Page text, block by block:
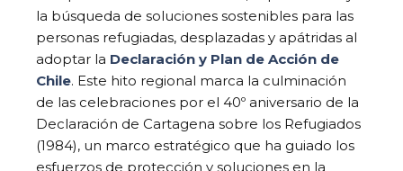
la búsqueda de soluciones sostenibles para las
personas refugiadas, desplazadas y apátridas al
adoptar la Declaración y Plan de Acción de
Chile. Este hito regional marca la culminación
de las celebraciones por el 40º aniversario de la
Declaración de Cartagena sobre los Refugiados
(1984), un marco estratégico que ha guiado los
esfuerzos de protección y soluciones en la